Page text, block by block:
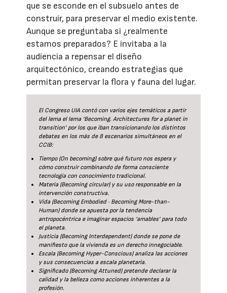
que se esconde en el subsuelo antes de
construir, para preservar el medio existente.
Aunque se preguntaba si ¿realmente
estamos preparados? E invitaba a la
audiencia a repensar el diseño
arquitectónico, creando estrategias que
permitan preservar la flora y fauna del lugar.
El Congreso UIA contó con varios ejes temáticos a partir
del lema el lema ‘Becoming. Architectures for a planet in
transition’ por los que iban transicionando los distintos
debates en los más de 8 escenarios simultáneos en el
CCIB:
Tiempo (On becoming) sobre qué futuro nos espera y
cómo construir combinando de forma consciente
tecnología con conocimiento tradicional.
Materia (Becoming circular) y su uso responsable en la
intervención constructiva.
Vida (Becoming Embodied · Becoming More-than-
Human) donde se apuesta por la tendencia
antropocéntrica e imaginar espacios ‘amables’ para todo
el planeta.
Justicia (Becoming Interdependent) donde se pone de
manifiesto que la vivienda es un derecho innegociable.
Escala (Becoming Hyper-Conscious) analiza las acciones
y sus consecuencias a escala planetaria.
Significado (Becoming Attuned) pretende declarar la
calidad y la belleza como acciones inherentes a la
profesión.